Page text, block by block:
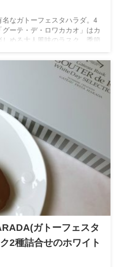
なガトーフェスタハラダ。4
ーテ・デ・ロワカカオ」はカ
める大人風味のラスク。季節
ガトーフェスタ
2種詰合せのホワイト